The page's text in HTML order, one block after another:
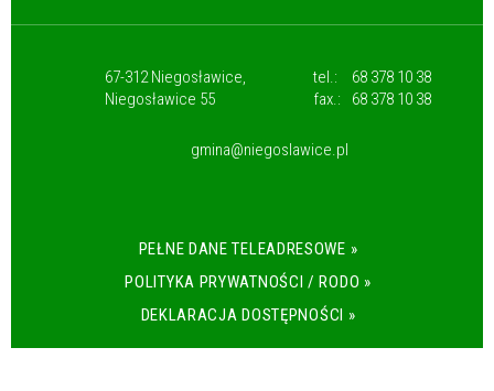
67-312 Niegosławice,
Niegosławice 55
tel.:
68 378 10 38
fax.:
68 378 10 38
gmina@niegoslawice.pl
PEŁNE DANE TELEADRESOWE »
POLITYKA PRYWATNOŚCI / RODO »
DEKLARACJA DOSTĘPNOŚCI »